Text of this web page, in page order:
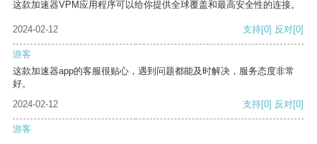
这款加速器VPM应用程序可以给你提供全球覆盖和最高安全性的连接。
2024-02-12 支持[0] 反对[0]
游客
这款加速器app的客服很贴心，遇到问题都能及时解决，服务态度非常
好。
2024-02-12
支持[0] 反对[0]
游客